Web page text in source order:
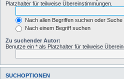
Platzhalter für teilweise Übereinstimmungen.
Nach allen Begriffen suchen oder
Nach einem Begriff suchen
Zu suchender Autor:
Benutze ein * als Platzhalter für teilweise
SUCHOPTIONEN